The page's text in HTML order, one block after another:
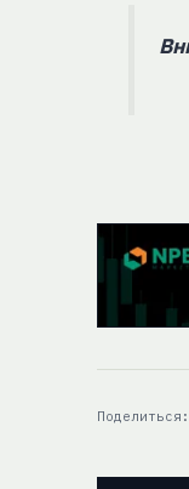
Поделиться: